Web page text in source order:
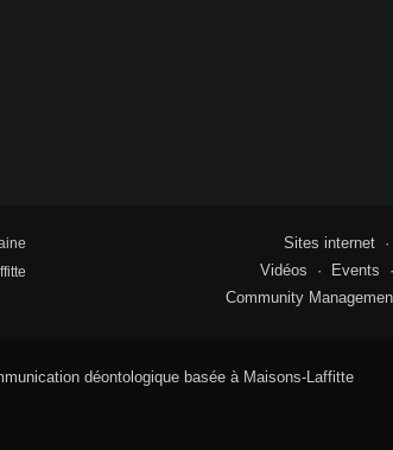
Sites internet ·
Vidéos · Events ·
Community
déontologique basée à Maisons-Laffitte